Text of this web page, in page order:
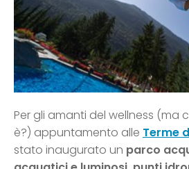
Per gli amanti del wellness (ma
è?) appuntamento alle Terme
stato inaugurato un parco